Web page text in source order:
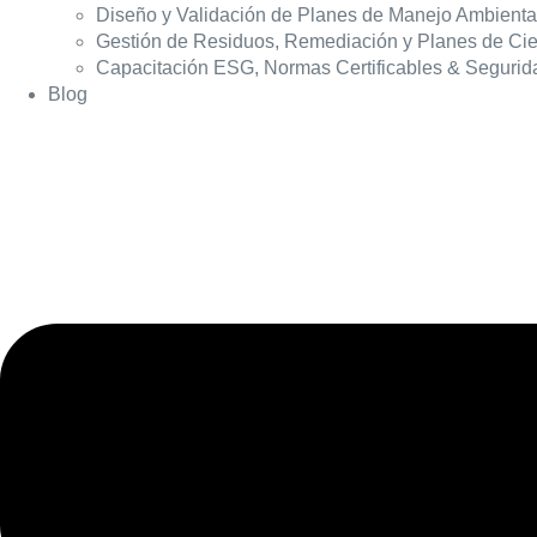
Diseño y Validación de Planes de Manejo Ambiental
Gestión de Residuos, Remediación y Planes de
Capacitación ESG, Normas Certificables &
Blog